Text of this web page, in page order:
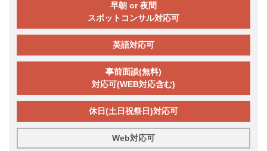
早朝 or 夜間
スポットコンサル対応可
英語対応可
事前面談(無料)
対応可(WEB対応含む)
休日(土日祝祭日)対応可
Web対応可